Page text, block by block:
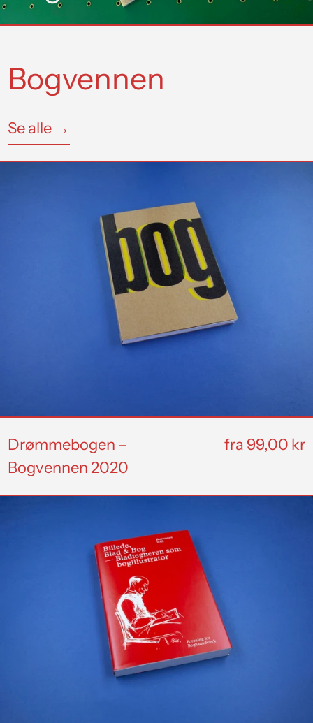
Bogvennen
Se alle →
Bogvennen
2020
Drømmebogen –
Bogvennen 2020
fra 99,00 kr
Billede,
Blad
–
Bladtegneren
som